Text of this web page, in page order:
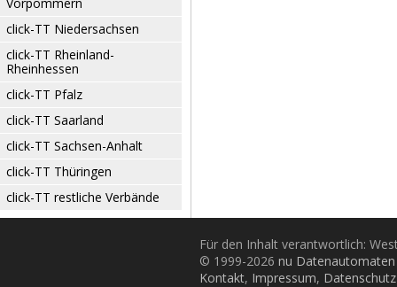
click-TT Niedersachsen
click-TT Rheinland-
Rheinhessen
click-TT Pfalz
click-TT Saarland
click-TT Sachsen-Anhalt
click-TT Thüringen
click-TT restliche Verbände
Für den Inhalt verantwortlich:
© 1999-2026 nu
Kontakt, Impressum, Datenschutz